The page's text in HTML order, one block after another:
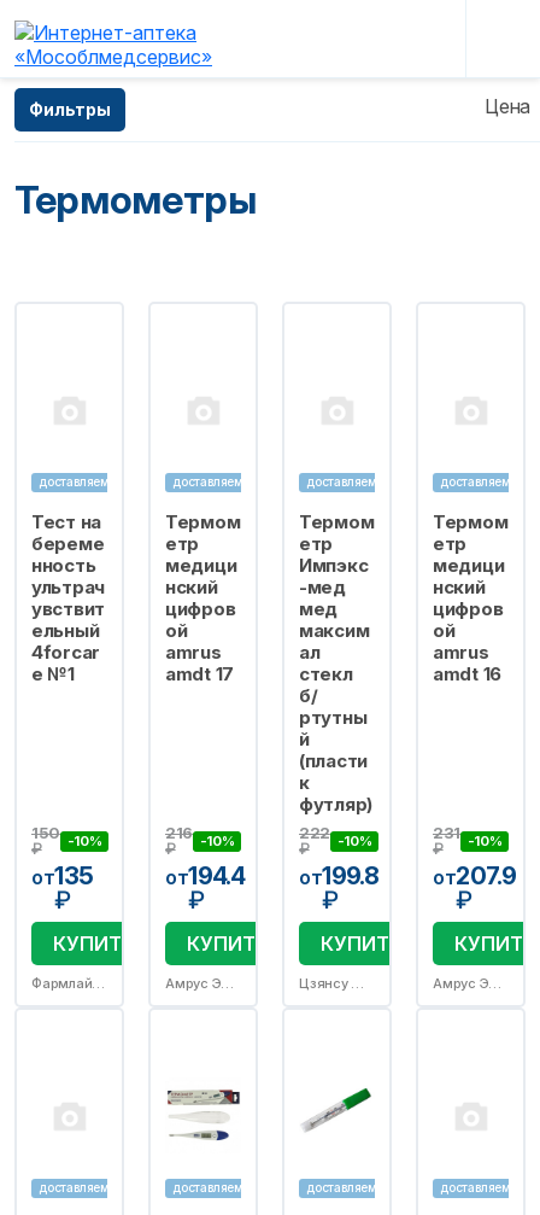
Главная —
назначения
Термометры
Фильтры Цена
доставляем
Тест на
береме
нность
ультрач
увствит
ельный
4forcar
e №1
150
₽
-10%
от135
₽
КУПИТЬ
Фармлайн Лимитед/Эверейд Ко лтд
доставляем
Термом
етр
медици
нский
цифров
ой
amrus
amdt 17
216
₽
-10%
от194.4
₽
КУПИТЬ
Амрус Энтерпрайзис Лтд
доставляем
Термом
етр
Импэкс
-мед
мед
максим
ал
стекл
б/
ртутны
й
(пласти
к
футляр)
222
₽
-10%
от199.8
₽
КУПИТЬ
Цзянсу Юйюэ Медикал Инструментс
доставляем
Термом
етр
медици
нский
цифров
ой
amrus
amdt 16
231
₽
-10%
от207.9
₽
КУПИТЬ
Амрус Энтерпрайзис Лтд
доставляем доставляем доставляем доставляем